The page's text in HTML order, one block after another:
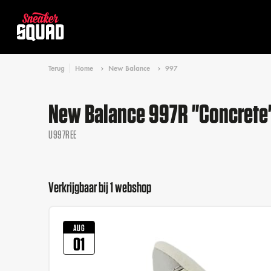
Terug Home New Balance 997
New Balance 997R
U997REE
Verkrijgbaar bij 1 webshop
AUG
01